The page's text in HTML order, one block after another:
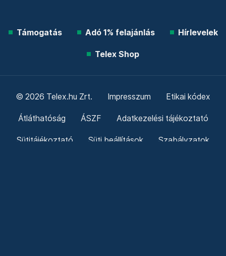
Támogatás Adó 1% felajánlás Hírlevelek
Telex Shop
© 2026 Telex.hu Zrt. Impresszum Etikai kódex
Átláthatóság ÁSZF Adatkezelési tájékoztató
Sütitájékoztató Süti beállítások Szabályzatok